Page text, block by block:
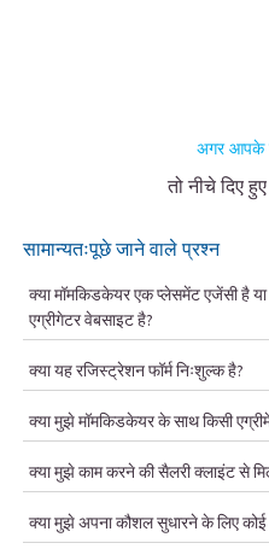
अगर आपके
तो नीचे दिए हुए
सामान्यतःपूछे जाने वाले प्रश्न
क्या मॉमकिडकेयर एक प्लेसमेंट एजेंसी है या
एग्रीगेटर वेबसाइट है?
क्या यह रजिस्ट्रेशन फॉर्म निःशुल्क है?
क्या मुझे मॉमकिडकेयर के साथ किसी
क्या मुझे काम करने की सैलरी क्लाइंट से
क्या मुझे अपना कौशल सुधारने के लिए कोई